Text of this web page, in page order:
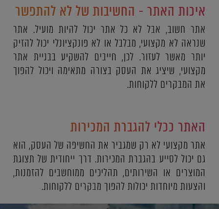
איכות האתר - החשיבות של לא להתפשר
אתר חשוב, אבל לא כל אתר יכול להיות מועיל. אתר
שנראה לא מקצועי, מבלבל או לא פונקציונלי יכול להזיק
יותר מאשר לעזור. לכן, חייבים להשקיע בבניית אתר
מקצועי, שיציג את העסק בצורה מתאימה ויכול להפוך
את המבקרים ללקוחות.
האתר ככלי להגברת המכירות
אתר מקצועי לא רק שמגביר את החשיפה של העסק, הוא
גם יכול לסייע בהגברת המכירות. דרך ייחודית של תצוגת
המוצרים או השירותים, תהליכים ממוחשבים להזמנות,
והצעות מיוחדות יכולות להפוך מבקרים ללקוחות.